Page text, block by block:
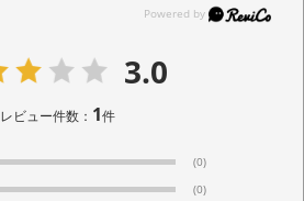
3.0
レビュー件数： 1件
(0)
(0)